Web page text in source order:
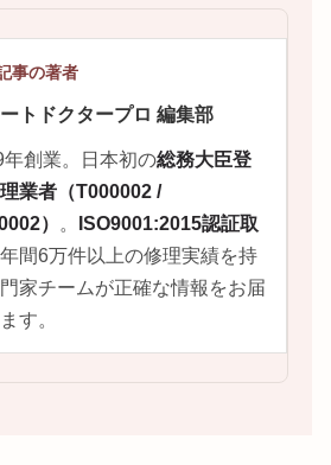
事の著者
トドクタープロ 編集部
年創業。日本初の総務大臣登
業者（T000002 /
）
。
ISO9001:2015認証取
間6万件以上の修理実績を持
家チームが正確な情報をお届
す。